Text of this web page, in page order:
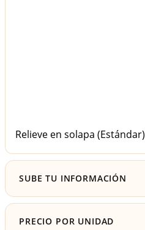
Relieve en solapa (Estándar)
SUBE TU INFORMACIÓN
PRECIO POR UNIDAD